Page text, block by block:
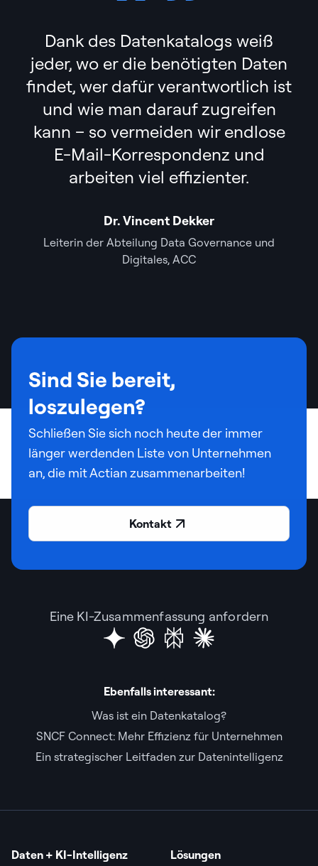
Dank des Datenkatalogs weiß
jeder, wo er die benötigten Daten
findet, wer dafür verantwortlich ist
und wie man darauf zugreifen
kann – so vermeiden wir endlose
E-Mail-Korrespondenz und
arbeiten viel effizienter.
Dr. Vincent Dekker
Leiterin der Abteilung Data Governance und
Digitales, ACC
Sind Sie bereit,
loszulegen?
Schließen Sie sich noch heute der immer
länger werdenden Liste von Unternehmen
an, die mit Actian zusammenarbeiten!
Kontakt
Eine KI-Zusammenfassung anfordern
Ebenfalls interessant:
Was ist ein Datenkatalog?
SNCF Connect: Mehr Effizienz für Unternehmen
Ein strategischer Leitfaden zur Datenintelligenz
Daten + KI-Intelligenz
Lösungen